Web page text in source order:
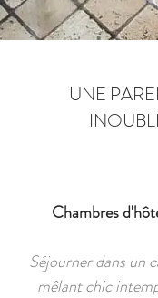
UNE
Chambres
Séjourner dans un
mêlant chic